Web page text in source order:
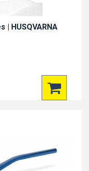
| HUSQVARNA